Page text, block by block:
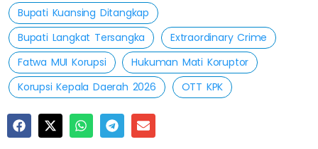
Bupati Kuansing Ditangkap
Bupati Langkat Tersangka
Extraordinary Crime
Fatwa MUI Korupsi
Hukuman Mati Koruptor
Korupsi Kepala Daerah 2026
OTT KPK